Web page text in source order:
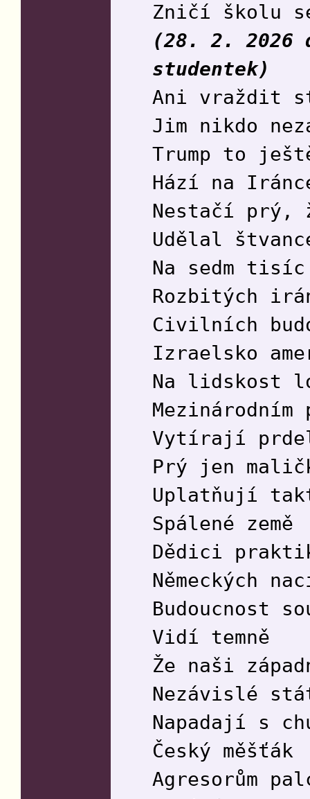
Zničí školu
(28. 2. 2026
studentek)
Ani vraždit
Jim nikdo
Trump to
Hází na
Nestačí prý,
Udělal
Na sedm tisíc
Rozbitých
Civilních
Izraelsko
Na lidskost
Mezinárodním
Vytírají
Prý jen
Uplatňují
Spálené země
Dědici
Německých
Budoucnost
Vidí temně
Že naši
Nezávislé
Napadají s
Český měšťák
Agresorům